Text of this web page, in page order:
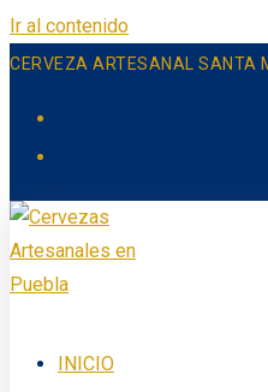
Ir al contenido
CERVEZA ARTESANAL SANTA
INICIO